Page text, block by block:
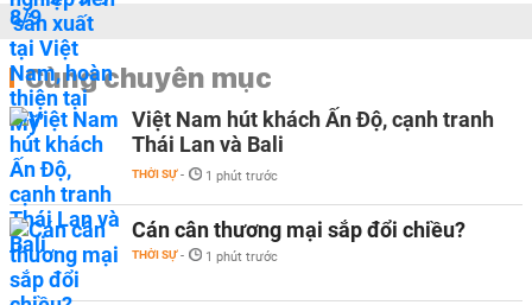
Cùng chuyên mục
Việt Nam hút khách Ấn Độ, cạnh tranh
Thái Lan và Bali
THỜI SỰ - 1 phút trước
Cán cân thương mại sắp đổi chiều?
THỜI SỰ - 1 phút trước